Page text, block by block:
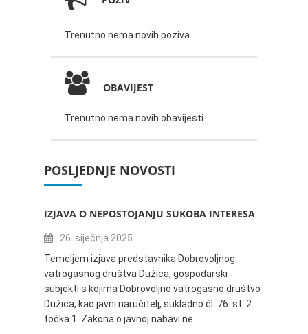
Trenutno nema novih poziva
OBAVIJEST
Trenutno nema novih obavijesti
POSLJEDNJE NOVOSTI
IZJAVA O NEPOSTOJANJU SUKOBA INTERESA
26. siječnja 2025
Temeljem izjava predstavnika Dobrovoljnog
vatrogasnog društva Dužica, gospodarski
subjekti s kojima Dobrovoljno vatrogasno društvo
Dužica, kao javni naručitelj, sukladno čl. 76. st. 2.
točka 1. Zakona o javnoj nabavi ne …